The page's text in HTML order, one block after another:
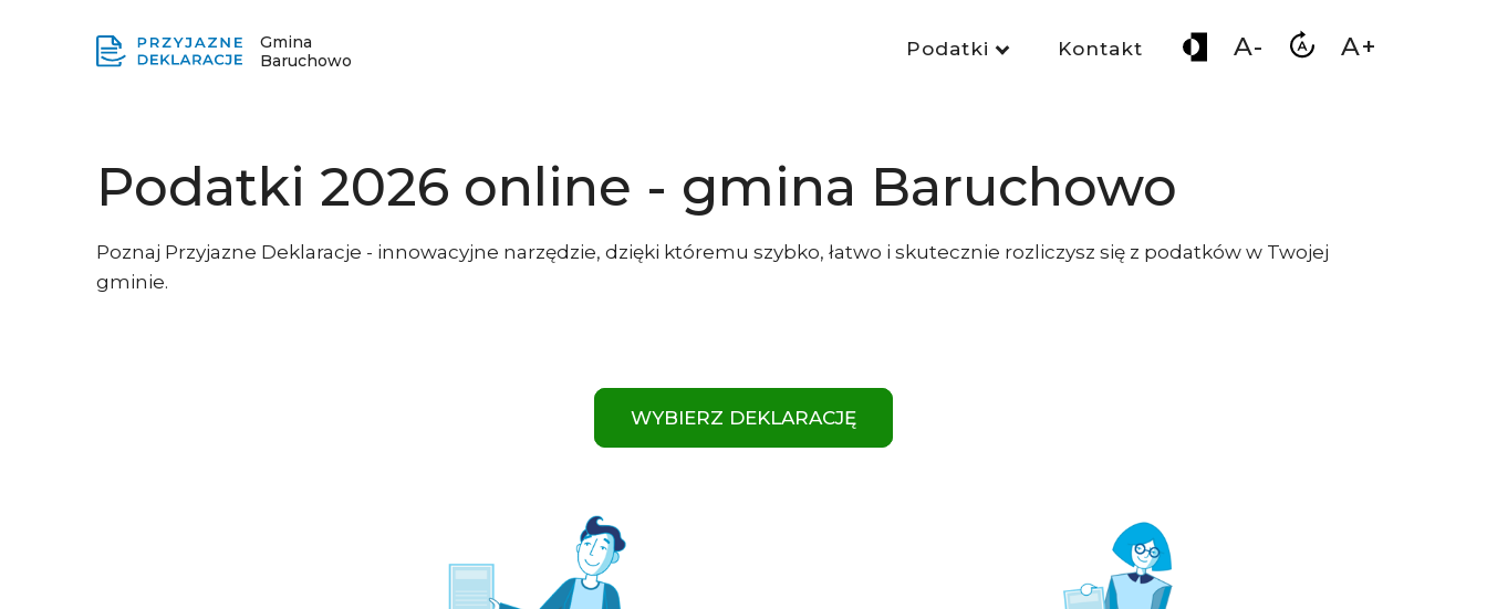
Gmina
Baruchowo
Podatki Kontakt A- A+
Podatki 2026 online - gmina Baruchowo
Poznaj Przyjazne Deklaracje - innowacyjne narzędzie, dzięki któremu szybko, łatwo i skutecznie rozliczysz się z podatków w Twojej
gminie.
WYBIERZ DEKLARACJĘ